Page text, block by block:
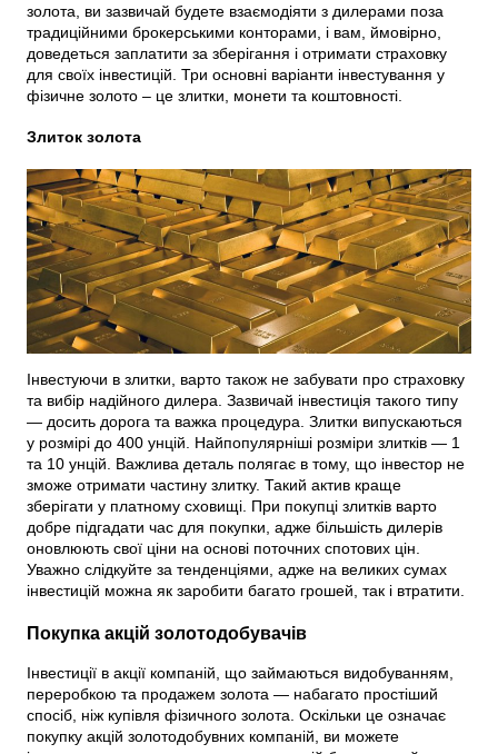
золота, ви зазвичай будете взаємодіяти з дилерами поза
традиційними брокерськими конторами, і вам, ймовірно,
доведеться заплатити за зберігання і отримати страховку
для своїх інвестицій. Три основні варіанти інвестування у
фізичне золото – це злитки, монети та коштовності.
Злиток золота
Інвестуючи в злитки, варто також не забувати про страховку
та вибір надійного дилера. Зазвичай інвестиція такого типу
— досить дорога та важка процедура. Злитки випускаються
у розмірі до 400 унцій. Найпопулярніші розміри злитків — 1
та 10 унцій. Важлива деталь полягає в тому, що інвестор не
зможе отримати частину злитку. Такий актив краще
зберігати у платному сховищі. При покупці злитків варто
добре підгадати час для покупки, адже більшість дилерів
оновлюють свої ціни на основі поточних спотових цін.
Уважно слідкуйте за тенденціями, адже на великих сумах
інвестицій можна як заробити багато грошей, так і втратити.
Покупка акцій золотодобувачів
Інвестиції в акції компаній, що займаються видобуванням,
переробкою та продажем золота — набагато простіший
спосіб, ніж купівля фізичного золота. Оскільки це означає
покупку акцій золотодобувних компаній, ви можете